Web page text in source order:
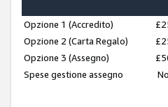
Opzione 1 (Accredito)
Opzione 2 (Carta Regalo)
Opzione 3 (Assegno)
Spese gestione assegno